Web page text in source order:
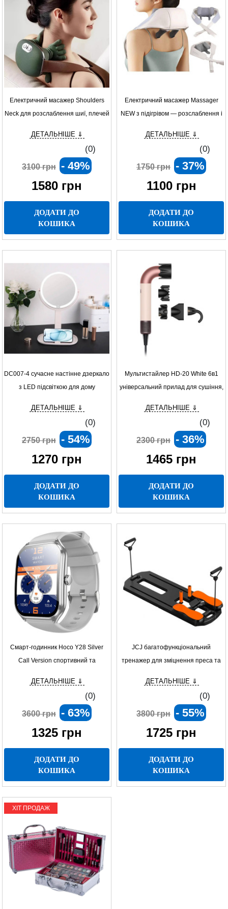
Електричний масажер Shoulders
Neck для розслаблення шиї, плечей
ДЕТАЛЬНІШЕ ⇓
(0)
3100 грн - 49%
1580 грн
ДОДАТИ ДО
КОШИКА
Електричний масажер Massager
NEW з підігрівом — розслаблення і
ДЕТАЛЬНІШЕ ⇓
(0)
1750 грн - 37%
1100грн
ДОДАТИ ДО
КОШИКА
DC007-4 сучасне настінне дзеркало
з LED підсвіткою для дому
ДЕТАЛЬНІШЕ ⇓
(0)
2750 грн - 54%
1270 грн
ДОДАТИ ДО
КОШИКА
Мультистайлер HD-20 White 6в1
універсальний прилад для сушіння,
ДЕТАЛЬНІШЕ ⇓
(0)
2300 грн - 36%
1465 грн
ДОДАТИ ДО
КОШИКА
Смарт-годинник Hoco Y28 Silver
Call Version спортивний та
фітнес-трекером і моніторингом
ДЕТАЛЬНІШЕ ⇓
(0)
3600 грн - 63%
1325 грн
ДОДАТИ ДО
КОШИКА
JCJ багатофункціональний
тренажер для зміцнення преса та
ДЕТАЛЬНІШЕ ⇓
(0)
3800 грн - 55%
1725 грн
ДОДАТИ ДО
КОШИКА
ХІТ ПРОДАЖ